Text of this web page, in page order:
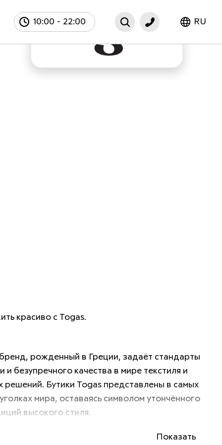
10:00 - 22:00 RU
красиво с Togas.
рожденный в Греции, задаёт стандарты
и безупречного качества в мире текстиля и
решений. Бутики Togas представлены в самых
мира, оставаясь символом утончённого
высокого стиля.
Показать